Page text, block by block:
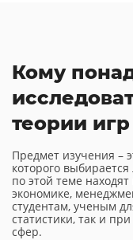
Кому
теории игр
Предмет изучения –
которого
по этой теме
экономике,
студентам, ученым
статистики, так и
сфер.